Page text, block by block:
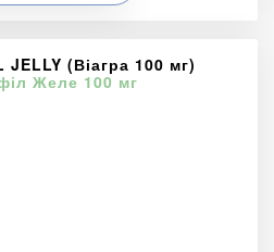
JELLY (Віагра 100 мг)
Желе 100 мг